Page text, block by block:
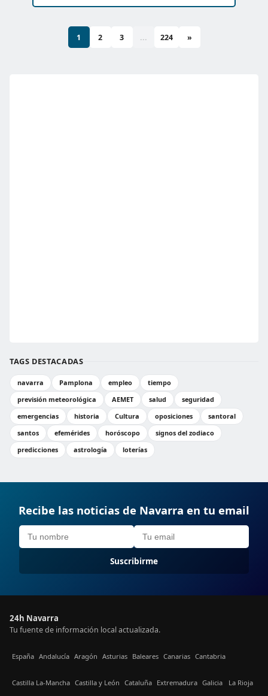
1 2 3 ... 224 »
TAGS DESTACADAS
navarra Pamplona empleo
tiempo
previsión meteorológica
AEMET salud
seguridad
emergencias
historia Cultura oposiciones
santoral
santos
efemérides horóscopo
signos del zodiaco
predicciones
astrología loterías
Recibe las noticias de Navarra en tu email
Suscribirme
24h Navarra
Tu fuente de información local actualizada.
España Andalucía Aragón Asturias Baleares Canarias Cantabria
Castilla La-Mancha Castilla y León Cataluña Extremadura Galicia La Rioja